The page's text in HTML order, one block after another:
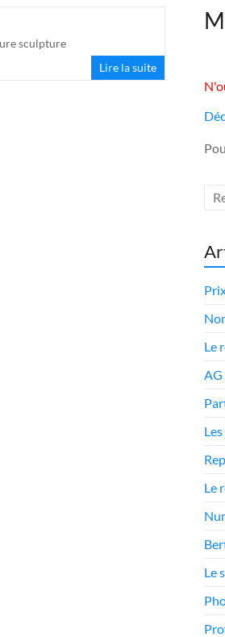
sculpture
Lire la suite
Le
Le
Le